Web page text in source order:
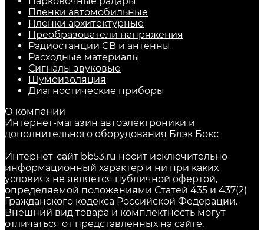
Пленки автомобильные
Пленки архитектурные
Преобразователи напряжения
Радиостанции CB и антенны
Расходные материалы
Сигналы звуковые
Шумоизоляция
Диагностические приборы
О компании
Интернет-магазин автоэлектроники и
дополнительного оборудования Блэк Бокс
Интернет-сайт bb53.ru носит исключительно
информационный характер и ни при каких
условиях не является публичной офертой,
определяемой положениями Статей 435 и 437(2)
Гражданского кодекса Российской Федерации.
Внешний вид товара и комплектность могут
отличаться от представленных на сайте.